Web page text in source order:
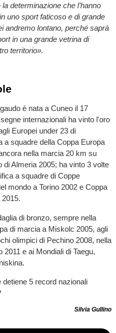
determinazione che l’hanno
uno sport faticoso e di grande
andremo lontano, perché saprà
in una grande vetrina di
territorio».
è nata a Cuneo il 17
internazionali ha vinto l'oro
Europei under 23 di
squadre della Coppa Europa
nella marcia 20 km su
Almeria 2005; ha vinto 3 volte
a squadre di Coppe
mondo a Torino 2002 e Coppa
di bronzo, sempre nella
di marcia a Miskolc 2005, agli
olimpici di Pechino 2008, nella
e ai Mondiali di Taegu,
detiene 5 record nazionali
Silvia Gullino